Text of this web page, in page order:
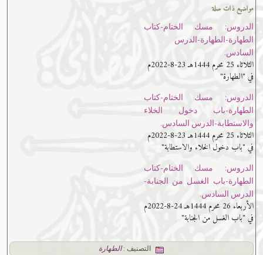
مواضيع ذات صلة
الدروس: مسك الختام-كتاب
الطهارة-الطهارة-الدرس
السادس.
الثلاثاء 25 محرم 1444هـ 23-8-2022م
في "الطهارة"
الدروس: مسك الختام-كتاب
الطهارة-باب دخول الخلاء
والاستطابة-الدرس السادس.
الثلاثاء 25 محرم 1444هـ 23-8-2022م
في "باب دخول الخلاء والاستطابة"
الدروس: مسك الختام-كتاب
الطهارة-باب الغسل من الجنابة-
الدرس السادس.
الأربعاء 26 محرم 1444هـ 24-8-2022م
في "باب الغسل من الجنابة"
التصنيف :الطهارة